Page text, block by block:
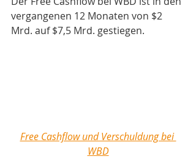
vergangenen 12 Monaten von $2
Mrd. auf $7,5 Mrd. gestiegen.
Free Cashflow und Verschuldung bei
WBD